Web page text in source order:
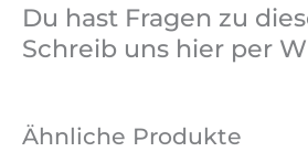
Du hast Fragen zu
Schreib uns hier per
Ähnliche Produkte